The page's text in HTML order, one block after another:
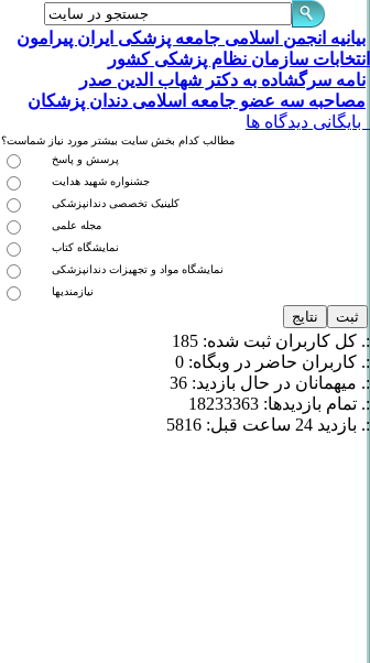
بیانیه انجمن اسلامی جامعه پزشکی ایران پیرامون
انتخابات سازمان نظام پزشکی کشور
نامه سرگشاده به دکتر شهاب الدین صدر
مصاحبه سه عضو جامعه اسلامی دندان پزشکان
بایگانی دیدگاه ها
مطالب کدام بخش سایت بیشتر مورد نیاز شماست؟
پرسش و پاسخ
جشنواره شهید هدایت
کلینیک تخصصی دندانپزشکی
مجله علمی
نمایشگاه کتاب
نمایشگاه مواد و تجهیزات دندانپزشکی
نیازمندیها
:. کل کاربران ثبت شده: 185
:. کاربران حاضر در وبگاه: 0
:. میهمانان در حال بازدید: 36
:. تمام بازدید‌ها: 18233363
:. بازدید 24 ساعت قبل: 5816